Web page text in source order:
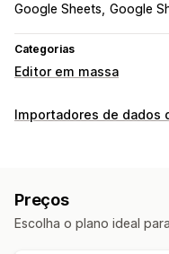
Google Sheets Google
Categorias
Editor em massa
Recursos editáveis
Ações
Importadores de dados
Sincronização de pedidos
Sincronização de
Preços
Escolha o plano ideal